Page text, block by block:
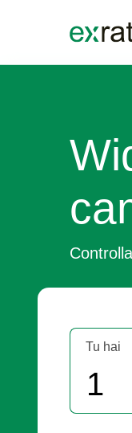
Tu hai